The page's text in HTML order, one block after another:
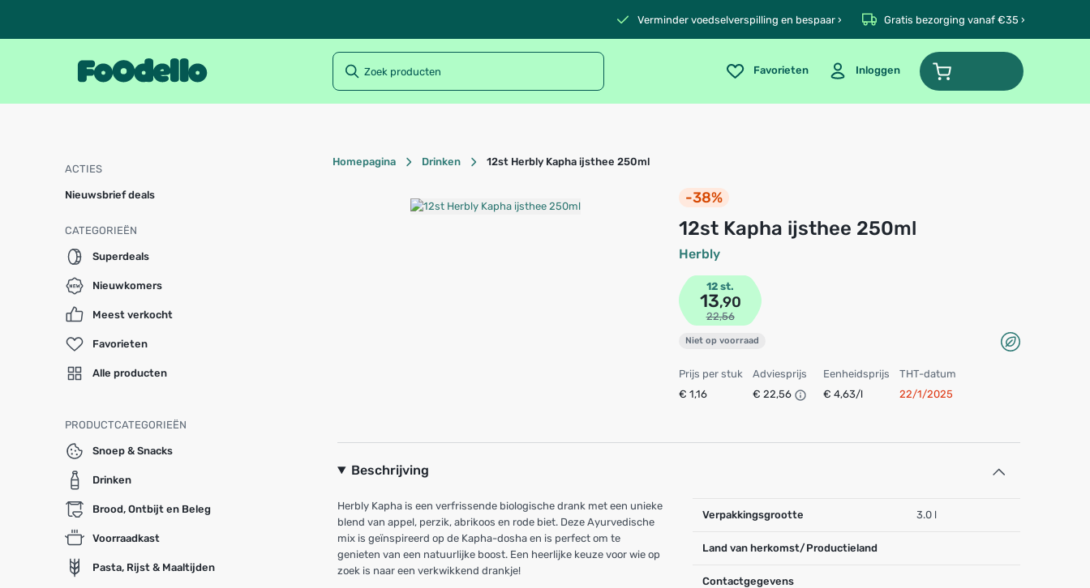
Verminder voedselverspilling en bespaar › Gratis bezorging vanaf €35 ›
Favorieten Inloggen
ACTIES
Nieuwsbrief deals
CATEGORIEËN
Superdeals
Nieuwkomers
Meest verkocht
Favorieten
Alle producten
PRODUCTCATEGORIEËN
Snoep & Snacks
Drinken
Brood, Ontbijt en Beleg
Voorraadkast
Pasta, Rijst & Maaltijden
Homepagina Drinken 12st Herbly Kapha ijsthee 250ml
-38%
12st Kapha ijsthee 250ml
Herbly
12 st.
13,90
22,56
Niet op voorraad
Prijs per stuk
€ 1,16
Adviesprijs
€ 22,56
Eenheidsprijs
€ 4,63/l
THT-datum
22/1/2025
Beschrijving
Herbly Kapha is een verfrissende biologische drank met een unieke
blend van appel, perzik, abrikoos en rode biet. Deze Ayurvedische
mix is geïnspireerd op de Kapha-dosha en is perfect om te
genieten van een natuurlijke boost. Een heerlijke keuze voor wie op
zoek is naar een verkwikkend drankje!
Verpakkingsgrootte 3.0 l
Land van herkomst/Productieland
Contactgegevens